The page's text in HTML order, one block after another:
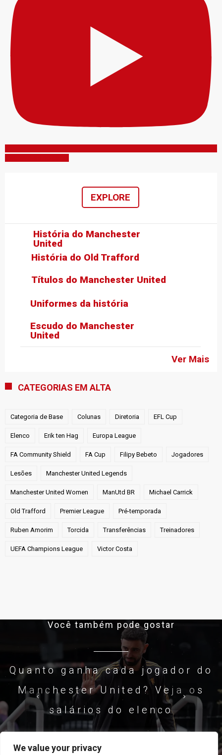
We value your privacy
EXPLORE
História do Old Trafford
Títulos do Manchester United
Uniformes da história
Ver Mais
História do Manchester
United
Escudo do Manchester
United
CATEGORIAS EM ALTA
Categoria de Base Colunas Diretoria EFL Cup
Elenco Erik ten Hag Europa League
FA Community Shield FA Cup Filipy Bebeto Jogadores
Lesões Manchester United Legends
Manchester United Women ManUtd BR Michael Carrick
Old Trafford Premier League Pré-temporada
Ruben Amorim Torcida Transferências Treinadores
UEFA Champions League Victor Costa
Você também pode gostar
Quanto ganha cada jogador do
Manchester United? Veja os
salários do elenco